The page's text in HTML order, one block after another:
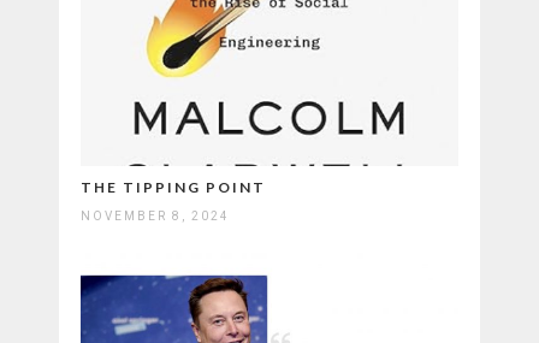
THE TIPPING POINT
NOVEMBER 8, 2024